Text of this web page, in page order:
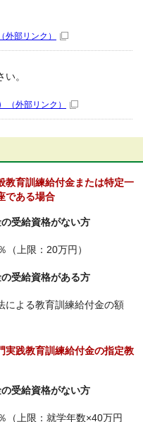
（外部リンク）
。
（外部リンク）
教育訓練給付金または特定一
である場合
受給資格がない方
上限：20万円）
受給資格がある方
による教育訓練給付金の額
実践教育訓練給付金の指定教
受給資格がない方
上限：就学年数×40万円